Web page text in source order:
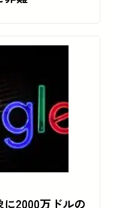
2000万ドルの